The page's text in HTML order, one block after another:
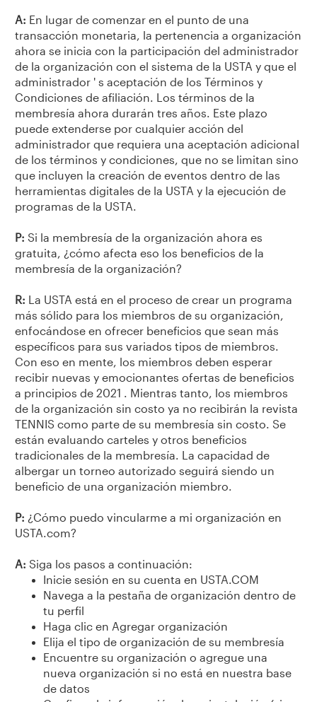
A: En lugar de comenzar en el punto de una
transacción monetaria, la pertenencia a organización
ahora se inicia con la participación del administrador
de la organización con el sistema de la USTA y que el
administrador ' s aceptación de los Términos y
Condiciones de afiliación. Los términos de la
membresía ahora durarán tres años. Este plazo
puede extenderse por cualquier acción del
administrador que requiera una aceptación adicional
de los términos y condiciones, que no se limitan sino
que incluyen la creación de eventos dentro de las
herramientas digitales de la USTA y la ejecución de
programas de la USTA.
P: Si la membresía de la organización ahora es
gratuita, ¿cómo afecta eso los beneficios de la
membresía de la organización?
R:
La USTA está en el proceso de crear un programa
más sólido para los miembros de su organización,
enfocándose en ofrecer beneficios que sean más
específicos para sus variados tipos de miembros.
Con eso en mente, los miembros deben esperar
recibir nuevas y emocionantes ofertas de beneficios
a principios de 2021 . Mientras tanto, los miembros
de la organización sin costo ya no recibirán la revista
TENNIS como parte de su membresía sin costo. Se
están evaluando carteles y otros beneficios
tradicionales de la membresía. La capacidad de
albergar un torneo autorizado seguirá siendo un
beneficio de una organización miembro.
P: ¿Cómo puedo vincularme a mi organización en
USTA.com?
A: Siga los pasos a continuación:
Inicie sesión en su cuenta en USTA.COM
Navega a la pestaña de organización dentro de
tu perfil
Haga clic en Agregar organización
Elija el tipo de organización de su membresía
Encuentre su organización o agregue una
nueva organización si no está en nuestra base
de datos